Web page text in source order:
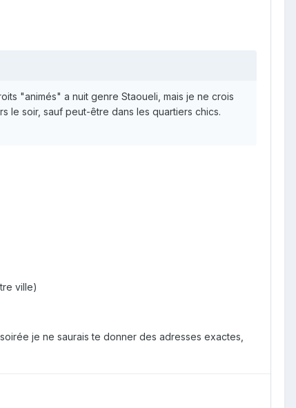
"animés" a nuit genre Staoueli, mais je ne crois
le soir, sauf peut-être dans les quartiers chics.
ville)
je ne saurais te donner des adresses exactes,